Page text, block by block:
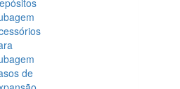
de